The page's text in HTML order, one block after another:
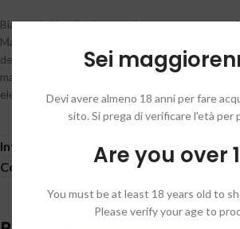
Sei
Devi avere almeno 18 anni per fare
sito. Si prega di verificare l'età per
Are you over
You must be at least 18 years old to
Please verify your age to
Bianco da Nerello ricavato da una pressatura
Mascalese. Maturate su ceppi di vite centenarie
dell’Etna. Una successiva fermentazione a
mantenimento sui lieviti fini rendono questo vino
elegante, un vino che unisce l’uomo alla sua
Informazioni aggiuntive
Condizioni generali / General conditions